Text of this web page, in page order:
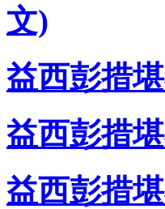
文)
益西彭措
益西彭措
益西彭措